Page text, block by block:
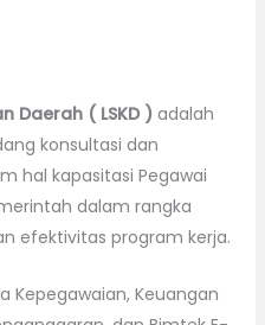
Daerah ( LSKD ) adalah
konsultasi dan
hal kapasitasi Pegawai
dalam rangka
efektivitas program kerja.
Kepegawaian, Keuangan